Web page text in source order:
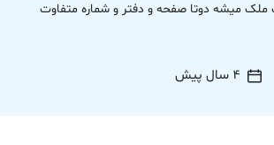
میشه دوتا صفحه و دفتر و شماره متفاوت
4 سال پیش